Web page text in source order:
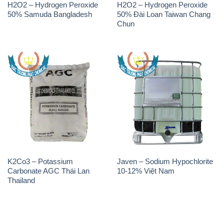
H2O2 – Hydrogen Peroxide
50% Samuda Bangladesh
H2O2 – Hydrogen Peroxide
50% Đài Loan Taiwan Chang
Chun
K2Co3 – Potassium
Carbonate AGC Thái Lan
Thailand
Javen – Sodium Hypochlorite
10-12% Việt Nam